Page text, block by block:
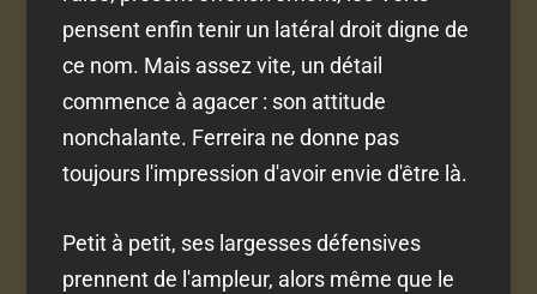
pensent enfin tenir un latéral droit digne de
ce nom. Mais assez vite, un détail
commence à agacer : son attitude
nonchalante. Ferreira ne donne pas
toujours l'impression d'avoir envie d'être là.
Petit à petit, ses largesses défensives
prennent de l'ampleur, alors même que le